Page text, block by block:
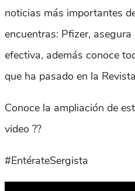
noticias más importantes
encuentras: Pfizer,
efectiva, además conoce
que ha pasado en la
Conoce la ampliación de
video ??
#EntérateSergista